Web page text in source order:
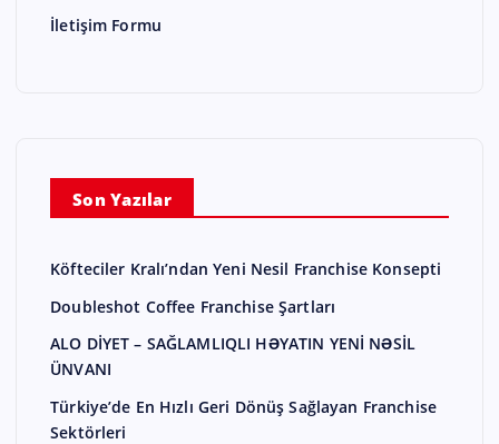
İletişim Formu
Son Yazılar
Köfteciler Kralı’ndan Yeni Nesil Franchise Konsepti
Doubleshot Coffee Franchise Şartları
ALO DİYET – SAĞLAMLIQLI HƏYATIN YENİ NƏSİL
ÜNVANI
Türkiye’de En Hızlı Geri Dönüş Sağlayan Franchise
Sektörleri